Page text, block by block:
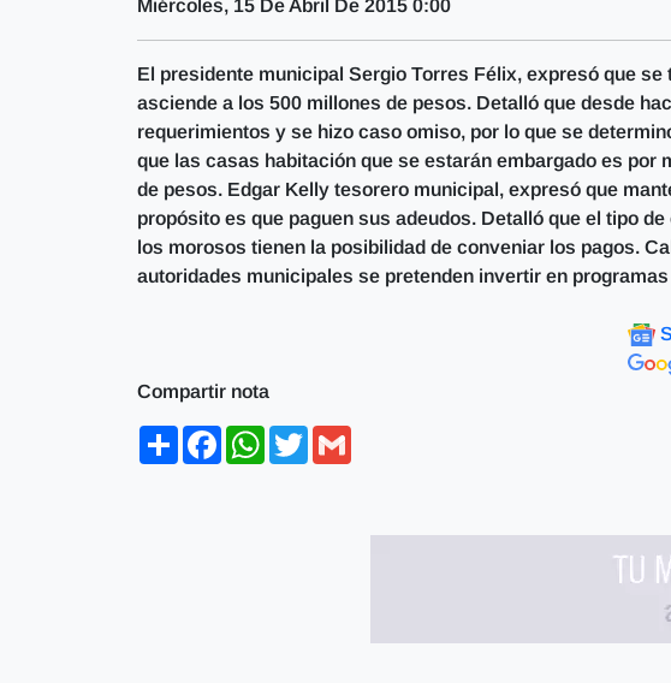
Miércoles, 15 De Abril De 2015 0:00
El presidente municipal Sergio Torres Félix, expresó que
asciende a los 500 millones de pesos. Detalló que desde
requerimientos y se hizo caso omiso, por lo que se
que las casas habitación que se estarán embargado es por
de pesos. Edgar Kelly tesorero municipal, expresó que
propósito es que paguen sus adeudos. Detalló que el tipo
los morosos tienen la posibilidad de conveniar los pagos.
autoridades municipales se pretenden invertir en
Compartir nota
ShareFacebookWhatsApp
Twitter